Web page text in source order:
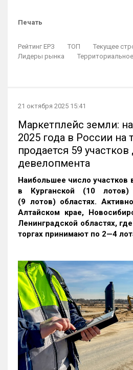
Печать
Рейтинг ЕРЗ ТОП
Текущее
Лидеры рынка
21 октября 2025 15:41
Маркетплейс земли:
2025 года в России на
продается 59 участков
девелопмента
Наибольшее число участков
в Курганской (10
(9 лотов) областях.
Алтайском крае,
Ленинградской областях,
торгах принимают по 2—4